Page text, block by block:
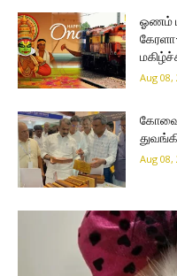
ஓணம்
Aug 08,
Aug 08,